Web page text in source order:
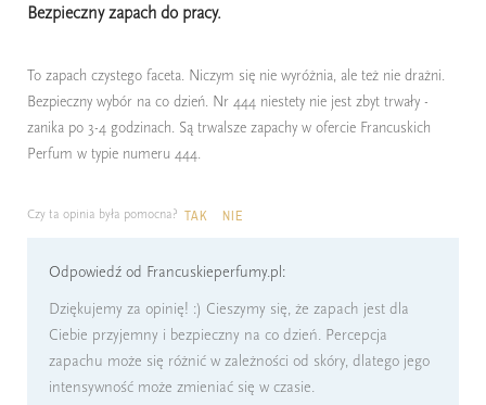
Bezpieczny zapach do pracy.
To zapach czystego faceta. Niczym się nie wyróżnia, ale też nie drażni.
Bezpieczny wybór na co dzień. Nr 444 niestety nie jest zbyt trwały -
zanika po 3-4 godzinach. Są trwalsze zapachy w ofercie Francuskich
Perfum w typie numeru 444.
Czy ta opinia była pomocna? TAK NIE
Odpowiedź od Francuskieperfumy.pl:
Dziękujemy za opinię! :) Cieszymy się, że zapach jest dla
Ciebie przyjemny i bezpieczny na co dzień. Percepcja
zapachu może się różnić w zależności od skóry, dlatego jego
intensywność może zmieniać się w czasie.